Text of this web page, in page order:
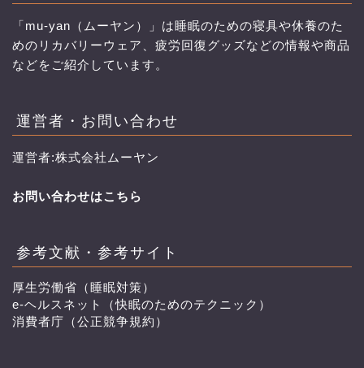
「mu-yan（ムーヤン）」は睡眠のための寝具や休養のた
めのリカバリーウェア、疲労回復グッズなどの情報や商品
などをご紹介しています。
運営者・お問い合わせ
運営者:株式会社ムーヤン
お問い合わせはこちら
参考文献・参考サイト
厚生労働省（睡眠対策）
e-ヘルスネット（快眠のためのテクニック）
消費者庁（公正競争規約）